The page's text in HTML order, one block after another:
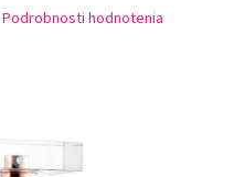
Podrobnosti hodnotenia